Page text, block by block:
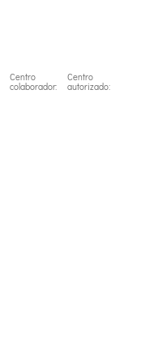
Centro
colaborador:
Centro
autorizado: